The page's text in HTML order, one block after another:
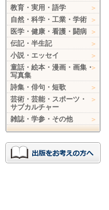
教育・実用・語学
自然・科学・工業・学術
医学・健康・看護・闘病
伝記・半生記
小説・エッセイ
童話・絵本・漫画・画集・
写真集
詩集・俳句・短歌
芸術・芸能・スポーツ・
サブカルチャー
雑誌・学参・その他